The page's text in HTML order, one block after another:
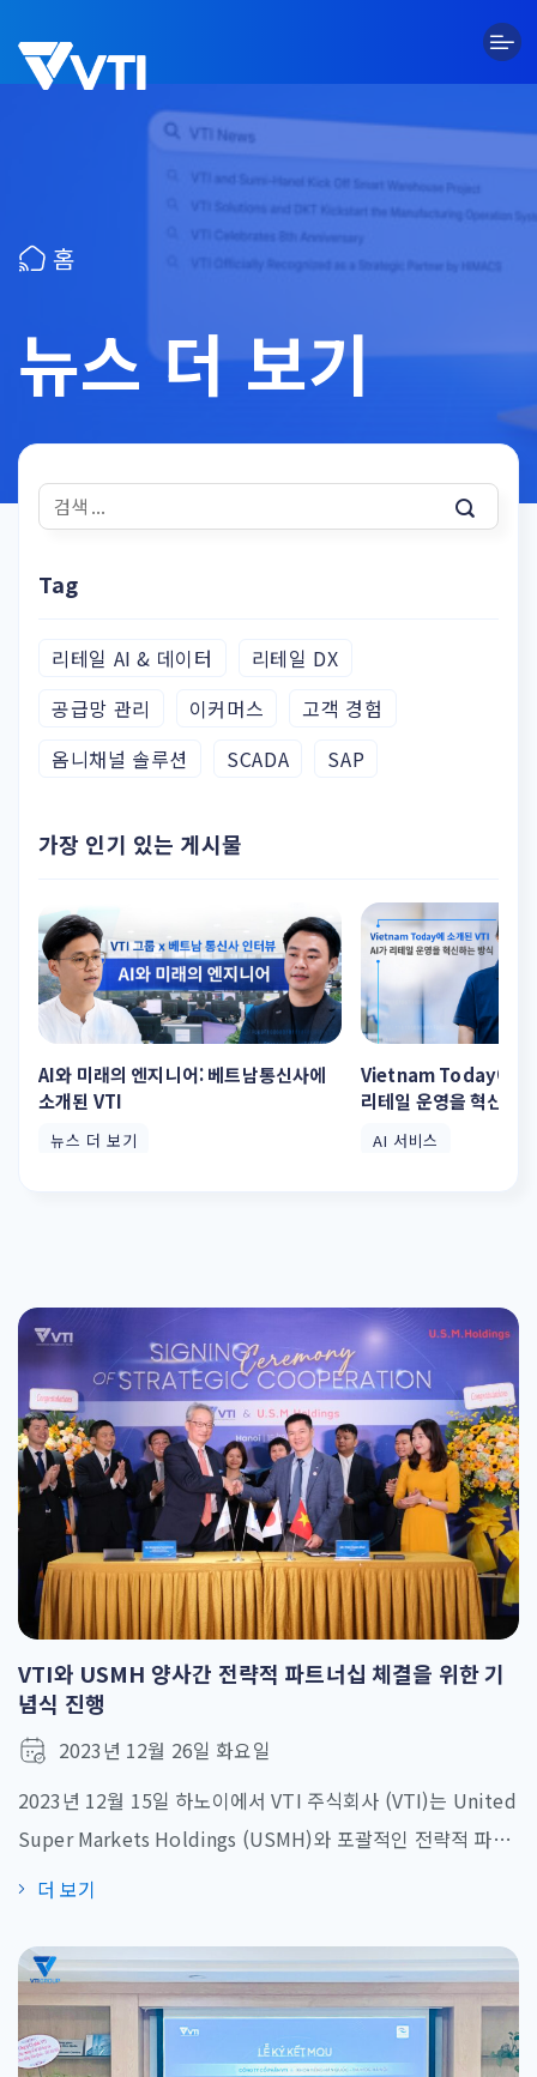
to
content
홈
뉴스 더 보기
VTI와 USMH 양사간 전략적 파트너십 체결을 위한 기
념식 진행
2023년 12월 26일 화요일
2023년 12월 15일 하노이에서 VTI 주식회사 (VTI)는 United
Super Markets Holdings (USMH)와 포괄적인 전략적 파트
너십 계약을 체결. 개최 장소: VTI 빌딩, Me Tri Ha 도시 개발
2023년 12월 15일 금요일 15:00 – 17:30 참석자: 정보통신부
국제협력국 부국장 VINASA 사무총장 겸 부회장 VTI 주식회사
경영위원회 United Super [...]
더 보기
Tag
리테일 AI & 데이터
리테일 DX
공급망 관리
이커머스
고객 경험
옴니채널 솔루션
SCADA SAP
가장 인기 있는 게시물
AI와 미래의 엔지니어: 베트남통신사에
소개된 VTI
뉴스 더 보기
Vietnam Today에 소
리테일 운영을 혁신하
AI 서비스